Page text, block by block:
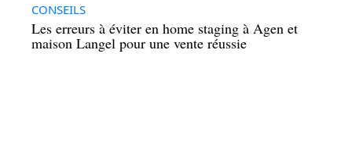
CONSEILS
Les erreurs à éviter en home staging à Agen et
maison Langel pour une vente réussie